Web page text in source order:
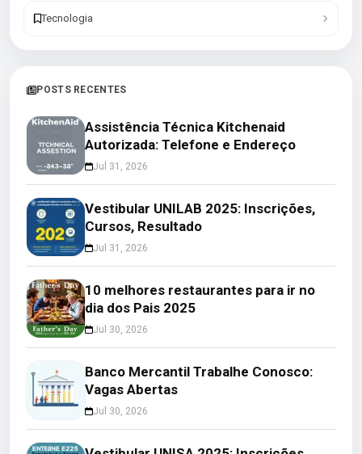
Tecnologia
POSTS RECENTES
Assistência Técnica Kitchenaid
Autorizada: Telefone e Endereço
Jul 31, 2026
Vestibular UNILAB 2025: Inscrições,
Cursos, Resultado
Jul 31, 2026
10 melhores restaurantes para ir no
dia dos Pais 2025
Jul 30, 2026
Banco Mercantil Trabalhe Conosco:
Vagas Abertas
Jul 30, 2026